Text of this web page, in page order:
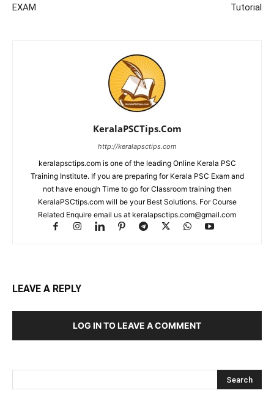
EXAM
Tutorial
KeralaPSCTips.Com
http://keralapsctips.com
keralapsctips.com is one of the leading Online Kerala PSC
Training Institute. If you are preparing for Kerala PSC Exam and
not have enough Time to go for Classroom training then
KeralaPSCtips.com will be your Best Solutions. For Course
Related Enquire email us at keralapsctips.com@gmail.com
LEAVE A REPLY
LOG IN TO LEAVE A COMMENT